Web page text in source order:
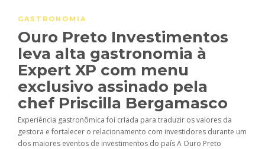
GASTRONOMIA
Ouro Preto Investimentos
leva alta gastronomia à
Expert XP com menu
exclusivo assinado pela
chef Priscilla Bergamasco
Experiência gastronômica foi criada para traduzir os valores da
gestora e fortalecer o relacionamento com investidores durante um
dos maiores eventos de investimentos do país A Ouro Preto